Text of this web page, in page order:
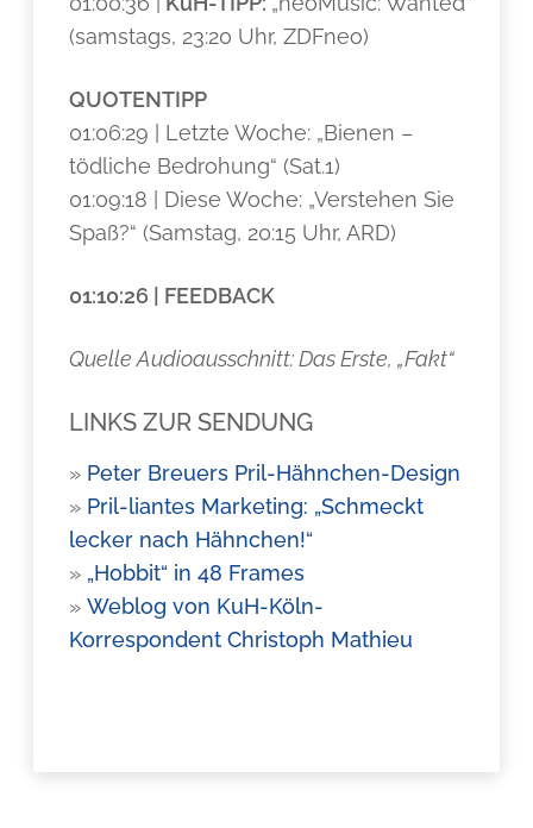
(samstags, 23:20 Uhr, ZDFneo)
QUOTENTIPP
01:06:29 | Letzte Woche: „Bienen –
tödliche Bedrohung“ (Sat.1)
01:09:18 | Diese Woche: „Verstehen Sie
Spaß?“ (Samstag, 20:15 Uhr, ARD)
01:10:26 | FEEDBACK
Quelle Audioausschnitt: Das Erste, „Fakt“
LINKS ZUR SENDUNG
» Peter Breuers Pril-Hähnchen-Design
» Pril-liantes Marketing: „Schmeckt
lecker nach Hähnchen!“
» „Hobbit“ in 48 Frames
»Weblog von KuH-Köln-
Korrespondent Christoph Mathieu